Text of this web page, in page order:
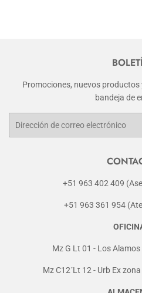
Promociones, nuevos
bandeja de
+51 963 402 409
+51 963 361 954
Mz G Lt 01 - Los
Mz C12´Lt 12 - Urb Ex